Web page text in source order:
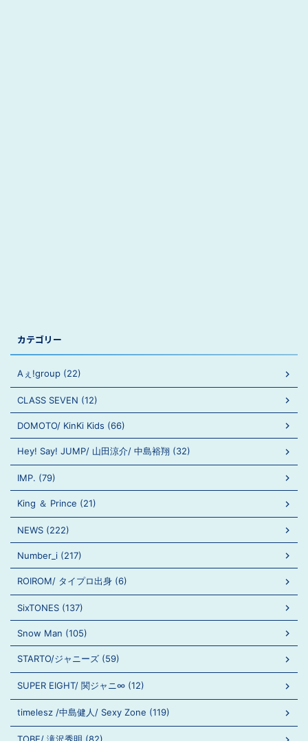
カテゴリー
Aぇ!group (22)
CLASS SEVEN (12)
DOMOTO/ KinKi Kids (66)
Hey! Say! JUMP/ 山田涼介/ 中島裕翔 (32)
IMP. (79)
King ＆ Prince (21)
NEWS (222)
Number_i (217)
ROIROM/ タイプロ出身 (6)
SixTONES (137)
Snow Man (105)
STARTO/ジャニーズ (59)
SUPER EIGHT/ 関ジャニ∞ (12)
timelesz /中島健人/ Sexy Zone (119)